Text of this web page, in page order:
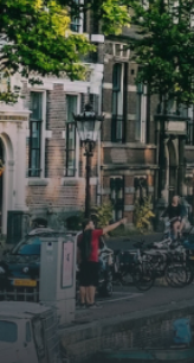
van
m²